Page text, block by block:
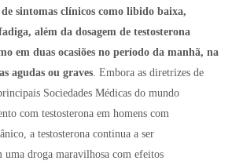
sintomas clínicos como libido baixa,
além da dosagem de testosterona
em duas ocasiões no período da manhã, na
agudas ou graves. Embora as diretrizes de
Sociedades Médicas do mundo
com testosterona em homens com
a testosterona continua a ser
uma droga maravilhosa com efeitos